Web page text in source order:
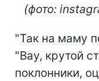
(фото:
"Так на маму
"Вау, крутой
поклонники,